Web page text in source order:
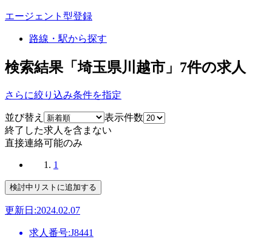
エージェント型登録
路線・駅から探す
検索結果「埼玉県川越市」 7件の求人
さらに絞り込み条件を指定
並び替え
表示件数
終了した求人を含まない
直接連絡可能のみ
1
更新日:2024.02.07
求人番号:J8441